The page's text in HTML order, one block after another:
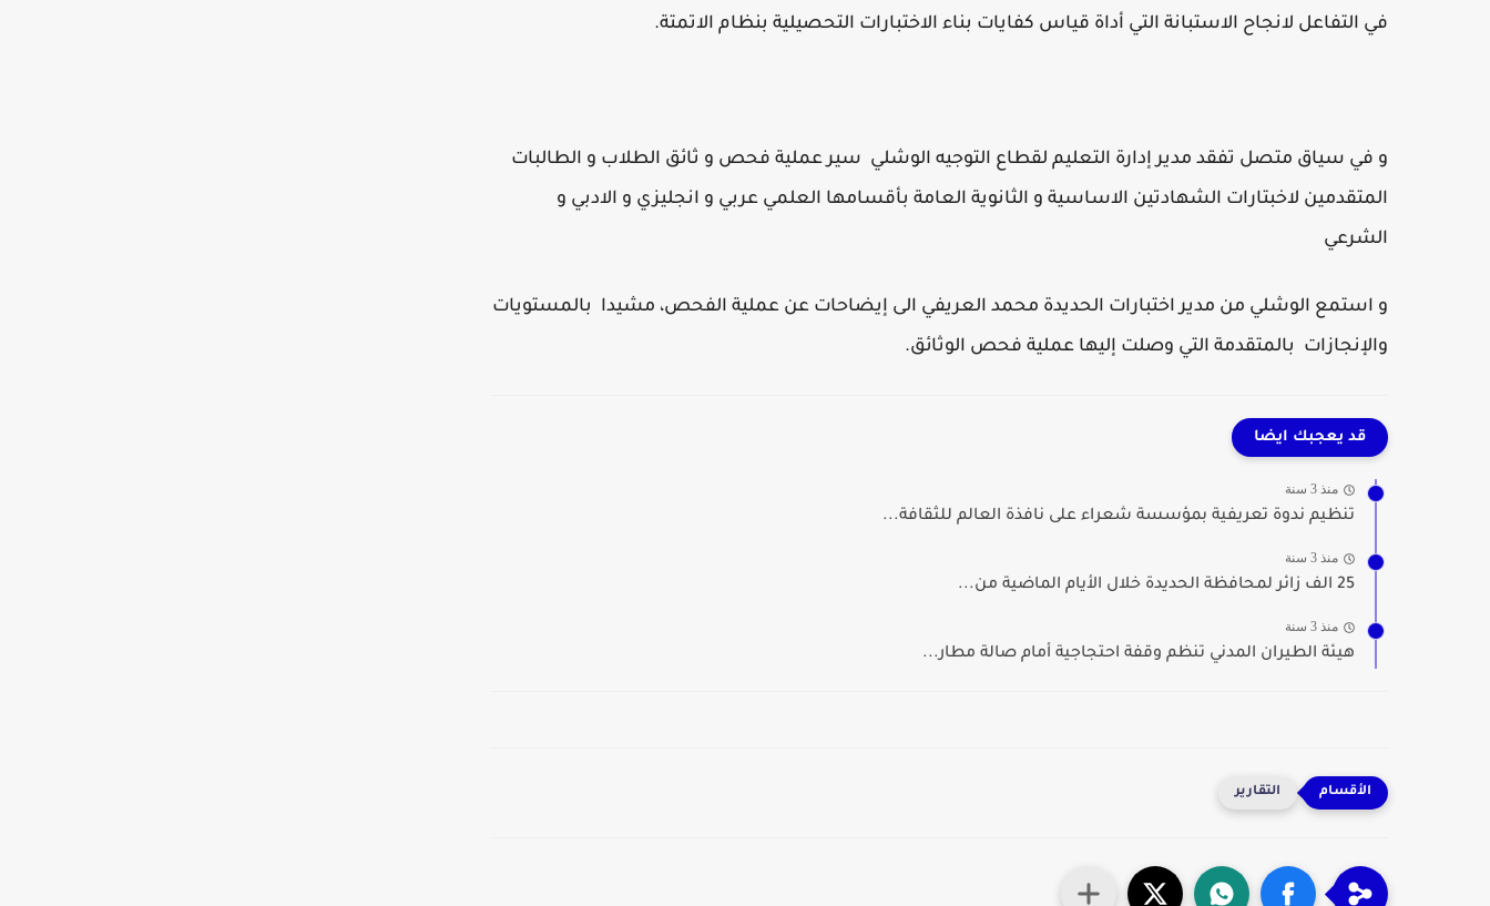
في التفاعل لانجاح الاستبانة التي أداة قياس كفايات بناء الاختبارات التحصيلية بنظام الاتمتة.
و في سياق متصل تفقد مدير إدارة التعليم لقطاع التوجيه الوشلي سير عملية فحص و ثائق الطلاب و الطالبات
المتقدمين لاخبتارات الشهادتين الاساسية و الثانوية العامة بأقسامها العلمي عربي و انجليزي و الادبي و
الشرعي
و استمع الوشلي من مدير اختبارات الحديدة محمد العريفي الى إيضاحات عن عملية الفحص، مشيدا بالمستويات
والإنجازات بالمتقدمة التي وصلت إليها عملية فحص الوثائق.
قد يعجبك ايضا
منذ 3 سنة
تنظيم ندوة تعريفية بمؤسسة شعراء على نافذة العالم للثقافة...
منذ 3 سنة
25 الف زائر لمحافظة الحديدة خلال الأيام الماضية من...
منذ 3 سنة
هيئة الطيران المدني تنظم وقفة احتجاجية أمام صالة مطار...
التقارير